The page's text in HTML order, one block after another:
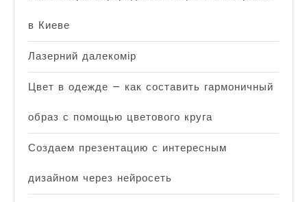
в Киеве
Лазерний далекомір
Цвет в одежде — как составить гармоничный
образ с помощью цветового круга
Создаем презентацию с интересным
дизайном через нейросеть